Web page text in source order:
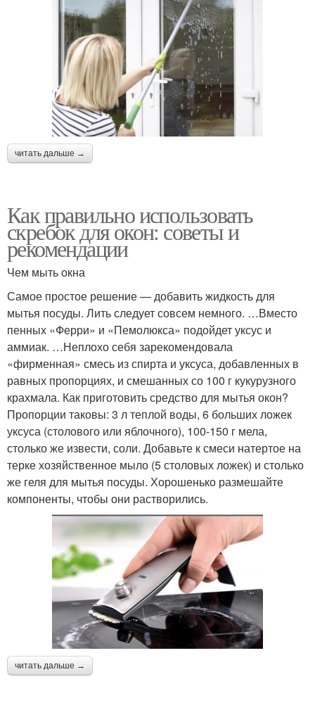
читать дальше →
Как правильно использовать
скребок для окон: советы и
рекомендации
Чем мыть окна
Самое простое решение — добавить жидкость для
мытья посуды. Лить следует совсем немного. …Вместо
пенных «Ферри» и «Пемолюкса» подойдет уксус и
аммиак. …Неплохо себя зарекомендовала
«фирменная» смесь из спирта и уксуса, добавленных в
равных пропорциях, и смешанных со 100 г кукурузного
крахмала. Как приготовить средство для мытья окон?
Пропорции таковы: 3 л теплой воды, 6 больших ложек
уксуса (столового или яблочного), 100-150 г мела,
столько же извести, соли. Добавьте к смеси натертое на
терке хозяйственное мыло (5 столовых ложек) и столько
же геля для мытья посуды. Хорошенько размешайте
компоненты, чтобы они растворились.
читать дальше →